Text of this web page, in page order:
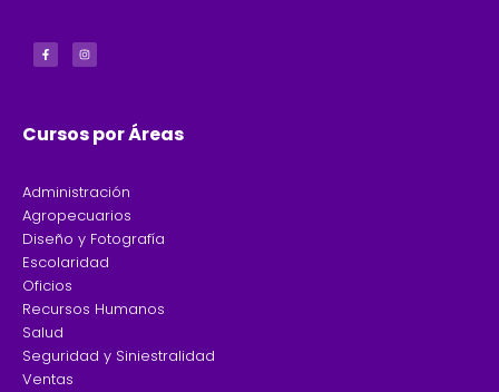
c
e
b
s
t
a
Cursos por Áreas
Administración
Agropecuarios
Diseño y Fotografía
Escolaridad
Oficios
Recursos Humanos
Salud
Seguridad y Siniestralidad
Ventas